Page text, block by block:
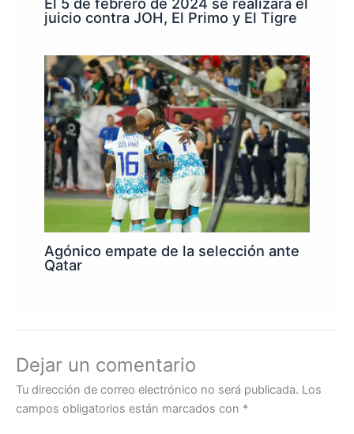
juicio contra JOH, El Primo y El Tigre
Agónico empate de la selección ante
Qatar
Dejar un comentario
Tu dirección de correo electrónico no será publicada. Los
campos obligatorios están marcados con *